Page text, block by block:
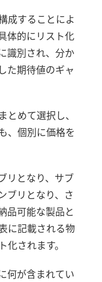
成することによ
体的にリスト化
識別され、分か
た期待値のギャ
めて選択し、
、個別に価格を
リとなり、サブ
ブリとなり、さ
品可能な製品と
に記載される物
されます。
何が含まれてい